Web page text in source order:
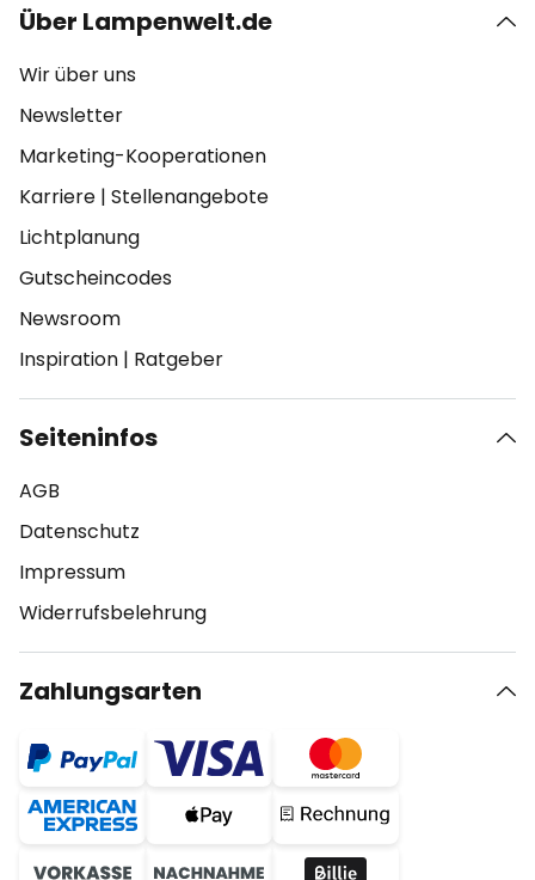
Über Lampenwelt.de
Wir über uns
Newsletter
Marketing-Kooperationen
Karriere | Stellenangebote
Lichtplanung
Gutscheincodes
Newsroom
Inspiration | Ratgeber
Seiteninfos
AGB
Datenschutz
Impressum
Widerrufsbelehrung
Zahlungsarten